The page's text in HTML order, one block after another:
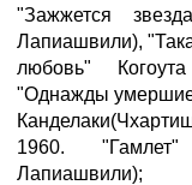
"Зажжется
Лапиашвили),
любовь"
"Однажды
1960.
Лапиашвили);